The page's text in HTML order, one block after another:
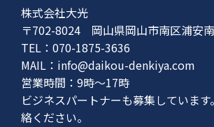
株式会社大光
〒702-8024 岡山県岡山市南区浦安
TEL：070-1875-3636
MAIL： info@daikou-denkiya.com
営業時間：9時〜17時
ビジネスパートナーも募集していま
絡ください。